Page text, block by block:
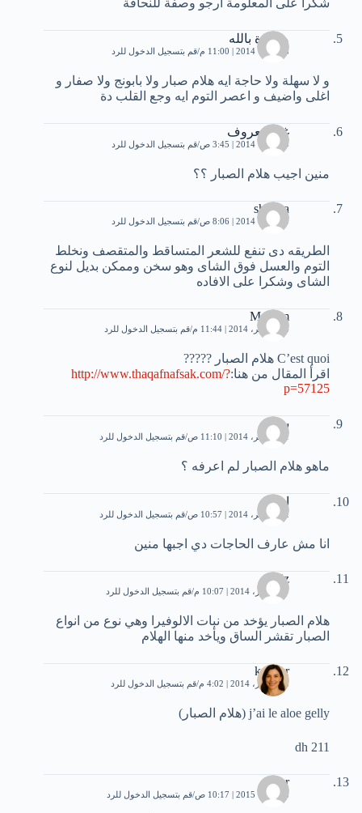
شكرا على المعلومة ارجو وصفة للنحافة
موحدة بالله
8 أكتوبر، 2014 | 11:00 م قم بتسجيل الدخول للرد
و لا سهلة ولا حاجة ايه هلام صبار ولا بابونج ولا صفار و
اغلى واضيف و اعصر التوم ايه وجع القلب دة
غير معروف
9 أكتوبر، 2014 | 3:45 ص قم بتسجيل الدخول للرد
منين اجيب هلام الصبار ؟؟
shimaa
9 أكتوبر، 2014 | 8:06 ص قم بتسجيل الدخول للرد
الطريقه دى تنفع للشعر المتساقط والمتقصف ونخلط
التوم والعسل فوق الشاى وهو سخن وممكن بديل لنوع
الشاى وشكرا على الافاده
Meriem
14 نوفمبر، 2014 | 11:44 م قم بتسجيل الدخول للرد
C’est quoi هلام الصبار ?????
اقرأ المقال من هنا:http://www.thaqafnafsak.com/?
p=57125
سناء
21 نوفمبر، 2014 | 11:10 ص قم بتسجيل الدخول للرد
ماهو هلام الصبار لم اعرفه ؟
احمد
22 نوفمبر، 2014 | 10:57 ص قم بتسجيل الدخول للرد
انا مش عارف الحاجات دي اجبها منين
aziz
7 ديسمبر، 2014 | 10:07 م قم بتسجيل الدخول للرد
هلام الصبار يؤخد من نبات الالوفيرا وهي نوع من انواع
الصبار تقشر الساق ويأخد منها الهلام
kawtar
8 ديسمبر، 2014 | 4:02 م قم بتسجيل الدخول للرد
j’ai le aloe gelly (هلام الصبار)
211 dh
omar
8 أكتوبر، 2015 | 10:17 ص قم بتسجيل الدخول للرد